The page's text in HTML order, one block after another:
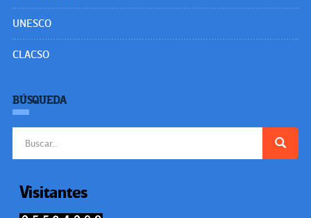
UNESCO
CLACSO
BÚSQUEDA
Visitantes